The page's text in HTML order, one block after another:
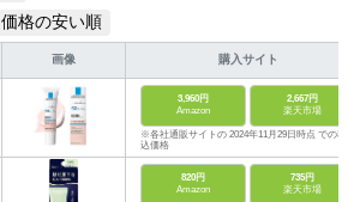
価格の安い順
画像 購入サイト
3,960円
Amazon
2,667円
楽天市場
※各社通販サイトの 2024年11月29日時点 での税
込価格
820円
Amazon
735円
楽天市場